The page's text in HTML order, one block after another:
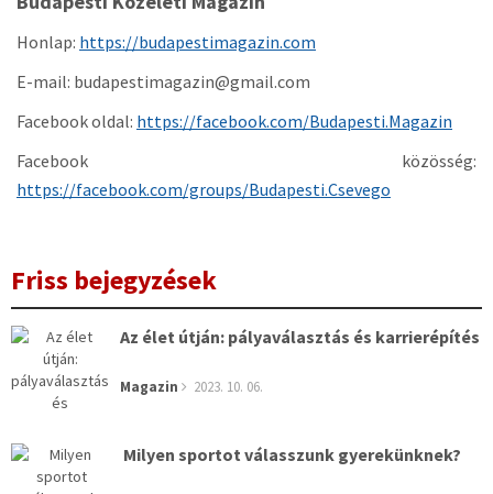
Honlap: https://budapestimagazin.com
E-mail: budapestimagazin@gmail.com
Facebook oldal: https://facebook.com/Budapesti.Magazin
Facebook közösség:
https://facebook.com/groups/Budapesti.Csevego
Friss bejegyzések
Az élet útján: pályaválasztás és karrierépítés
Magazin 2023. 10. 06.
Milyen sportot válasszunk gyerekünknek?